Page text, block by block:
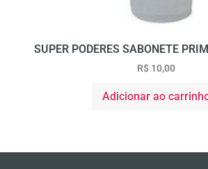
SUPER PODERES SABONETE
R$10,00
Adicionar ao